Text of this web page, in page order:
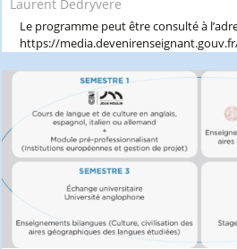
Laurent Dedryvere
Le programme peut être consulté à
https://